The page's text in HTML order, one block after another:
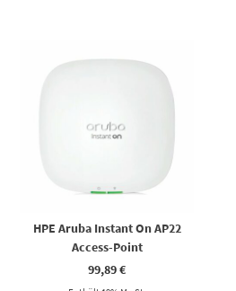
HPE Aruba Instant On AP22
Access-Point
99,89€